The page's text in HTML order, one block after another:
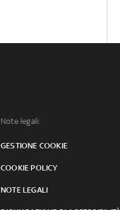
Note legali:
GESTIONE COOKIE
COOKIE POLICY
NOTE LEGALI